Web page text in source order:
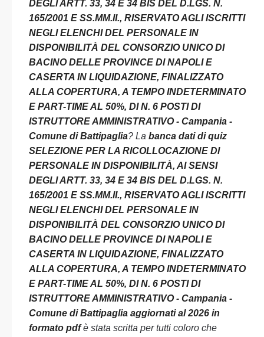
DEGLI ARTT. 33, 34 E 34 BIS DEL D.LGS. N.
165/2001 E SS.MM.II., RISERVATO AGLI ISCRITTI
NEGLI ELENCHI DEL PERSONALE IN
DISPONIBILITÀ DEL CONSORZIO UNICO DI
BACINO DELLE PROVINCE DI NAPOLI E
CASERTA IN LIQUIDAZIONE, FINALIZZATO
ALLA COPERTURA, A TEMPO INDETERMINATO
E PART-TIME AL 50%, DI N. 6 POSTI DI
ISTRUTTORE AMMINISTRATIVO - Campania -
Comune di Battipaglia? La banca dati di quiz
SELEZIONE PER LA RICOLLOCAZIONE DI
PERSONALE IN DISPONIBILITÀ, AI SENSI
DEGLI ARTT. 33, 34 E 34 BIS DEL D.LGS. N.
165/2001 E SS.MM.II., RISERVATO AGLI ISCRITTI
NEGLI ELENCHI DEL PERSONALE IN
DISPONIBILITÀ DEL CONSORZIO UNICO DI
BACINO DELLE PROVINCE DI NAPOLI E
CASERTA IN LIQUIDAZIONE, FINALIZZATO
ALLA COPERTURA, A TEMPO INDETERMINATO
E PART-TIME AL 50%, DI N. 6 POSTI DI
ISTRUTTORE AMMINISTRATIVO - Campania -
Comune di Battipaglia aggiornati al 2026 in
formato pdfè stata scritta per tutti coloro che